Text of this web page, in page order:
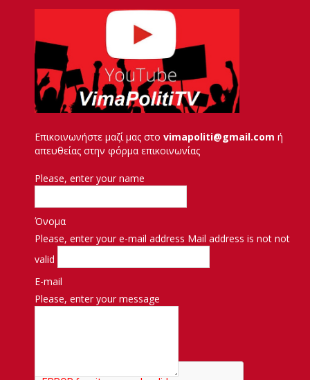
Επικοινωνήστε μαζί μας στο vimapoliti@gmail.com ή
απευθείας στην φόρμα επικοινωνίας
Please, enter your name
Όνομα
Please, enter your e-mail address Mail address is not not
valid
E-mail
Please, enter your message